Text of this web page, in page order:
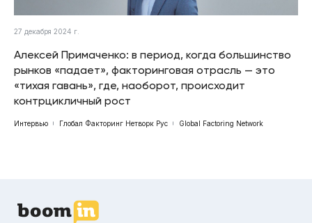
27 декабря 2024 г.
Алексей Примаченко: в период, когда большинство
рынков «падает», факторинговая отрасль — это
«тихая гавань», где, наоборот, происходит
контрцикличный рост
Интервью Глобал Факторинг Нетворк Рус Global Factoring Network